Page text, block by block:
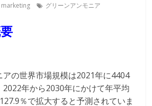
marketing グリーンアンモニア
アの世界市場規模は2021年に4404
年から2030年にかけて年平均
％で拡大すると予測されていま